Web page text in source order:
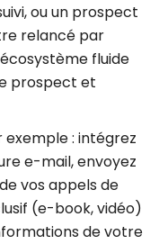
ou un prospect
relancé par
fluide
prospect et
exemple : intégrez
e-mail, envoyez
vos appels de
(e-book, vidéo)
de votre